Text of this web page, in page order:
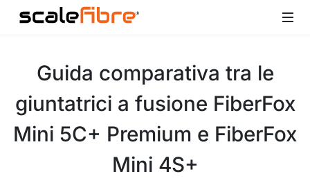
Guida comparativa tra le
giuntatrici a fusione FiberFox
Mini 5C+ Premium e FiberFox
Mini 4S+